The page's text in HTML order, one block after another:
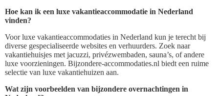
Hoe kan ik een luxe vakantieaccommodatie in Nederland
vinden?
Voor luxe vakantieaccommodaties in Nederland kun je terecht bij
diverse gespecialiseerde websites en verhuurders. Zoek naar
vakantiehuisjes met jacuzzi, privézwembaden, sauna’s, of andere
luxe voorzieningen. Bijzondere-accommodaties.nl biedt een ruime
selectie van luxe vakantiehuizen aan.
Wat zijn voorbeelden van bijzondere overnachtingen in